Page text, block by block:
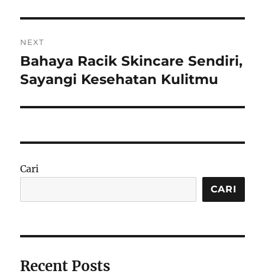
NEXT
Next
post:
Bahaya Racik Skincare Sendiri,
Sayangi Kesehatan Kulitmu
Cari
CARI
Recent Posts